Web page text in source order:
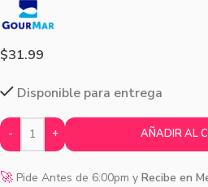
$31.99
Disponible para entrega
- + AÑADIR AL
🚀 Pide Antes de 6:00pm y Recibe en